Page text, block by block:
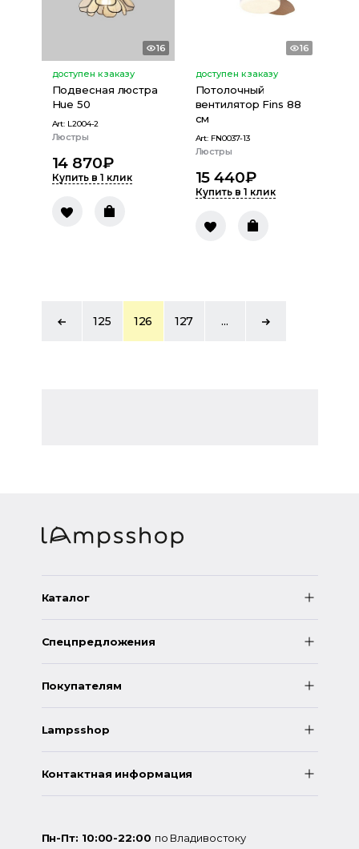
16
доступен к заказу
Подвесная люстра
Hue 50
Art: L2004-2
Люстры
14 870₽
Купить в 1 клик
16
доступен к заказу
Потолочный
вентилятор Fins 88
см
Art: FN0037-13
Люстры
15 440₽
Купить в 1 клик
125 126 127 ...
Каталог
Спецпредложения
Покупателям
Lampsshop
Контактная информация
Пн-Пт: 10:00-22:00 по Владивостоку